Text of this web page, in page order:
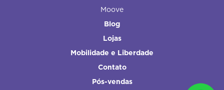
Moove
Blog
Lojas
Mobilidade e Liberdade
Contato
Pós-vendas